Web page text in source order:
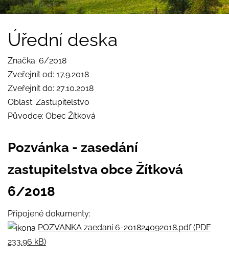
Úřední deska
Značka: 6/2018
Zveřejnit od: 17.9.2018
Zveřejnit do: 27.10.2018
Oblast: Zastupitelstvo
Původce: Obec Žítková
Pozvánka - zasedání
zastupitelstva obce Žítková
6/2018
Připojené dokumenty:
POZVANKA zaedaní 6-201824092018.pdf (PDF
233.96 kB)